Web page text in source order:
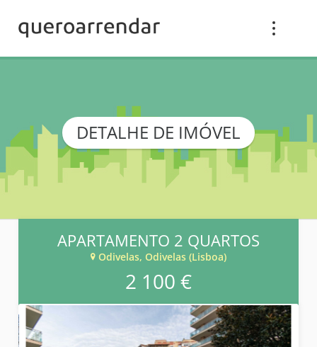
DETALHE DE IMÓVEL
APARTAMENTO 2 QUARTOS
Odivelas, Odivelas (Lisboa)
2 100 €